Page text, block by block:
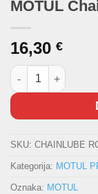
MOTUL
16,30 €
MOTUL Chain
SKU: CHAINLUBE
Kategorija: MOTUL
Oznaka: MOTUL